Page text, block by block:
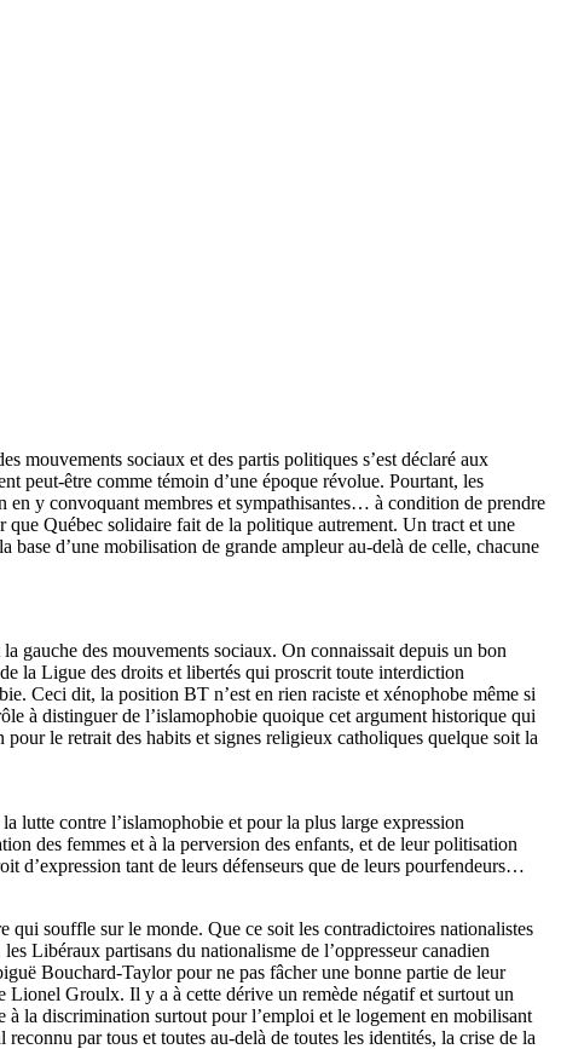
mouvements sociaux et des partis politiques s’est déclaré aux
peut-être comme témoin d’une époque révolue. Pourtant, les
en y convoquant membres et sympathisantes… à condition de prendre
que Québec solidaire fait de la politique autrement. Un tract et une
d’une mobilisation de grande ampleur au-delà de celle, chacune
gauche des mouvements sociaux. On connaissait depuis un bon
la Ligue des droits et libertés qui proscrit toute interdiction
Ceci dit, la position BT n’est en rien raciste et xénophobe même si
à distinguer de l’islamophobie quoique cet argument historique qui
le retrait des habits et signes religieux catholiques quelque soit la
lutte contre l’islamophobie et pour la plus large expression
des femmes et à la perversion des enfants, et de leur politisation
d’expression tant de leurs défenseurs que de leurs pourfendeurs…
souffle sur le monde. Que ce soit les contradictoires nationalistes
Libéraux partisans du nationalisme de l’oppresseur canadien
Bouchard-Taylor pour ne pas fâcher une bonne partie de leur
Lionel Groulx. Il y a à cette dérive un remède négatif et surtout un
la discrimination surtout pour l’emploi et le logement en mobilisant
par tous et toutes au-delà de toutes les identités, la crise de la